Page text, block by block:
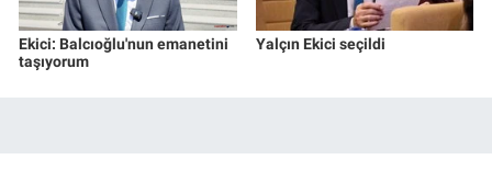
Ekici: Balcıoğlu'nun emanetini
taşıyorum
Yalçın Ekici seçildi